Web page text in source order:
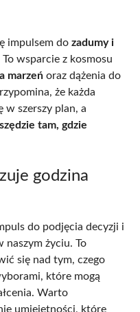
impulsem do zadumy i
To wsparcie z kosmosu
marzeń oraz dążenia do
że każda
w szerszy plan, a
tam, gdzie
godzina
do podjęcia decyzji i
życiu. To
się nad tym, czego
które mogą
Warto
umiejętności, które